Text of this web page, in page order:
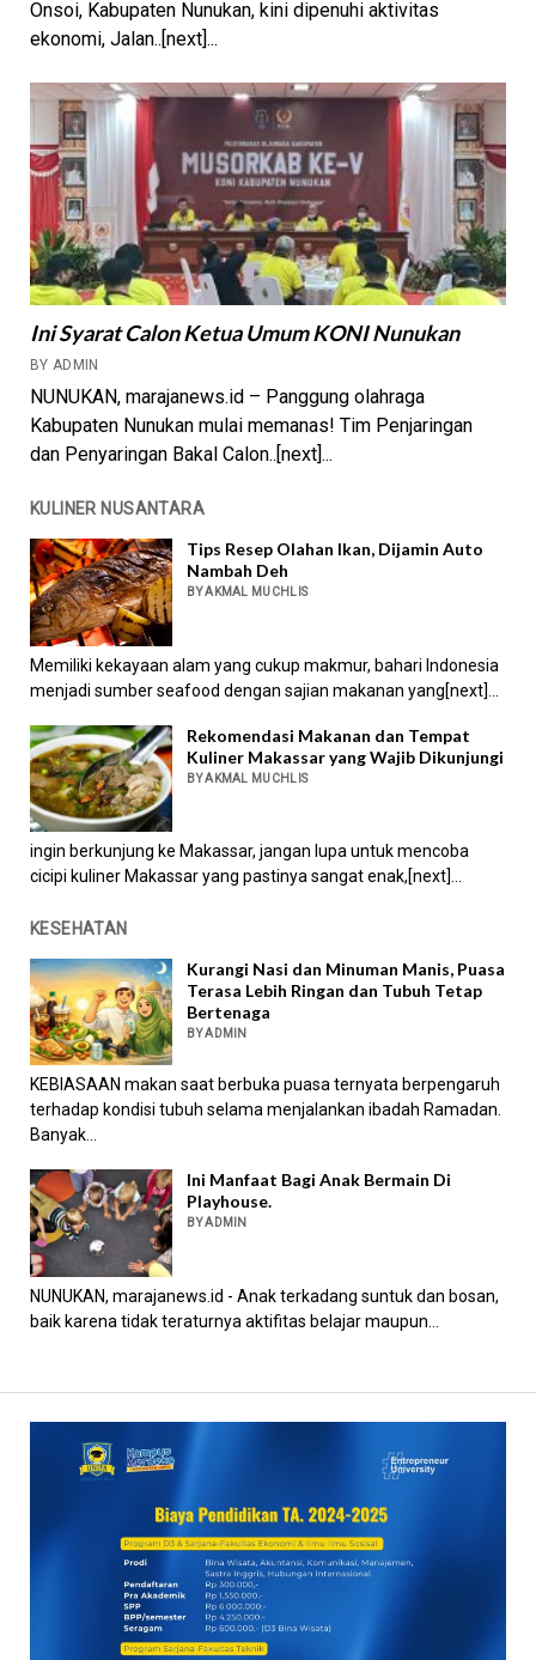
Onsoi, Kabupaten Nunukan, kini dipenuhi aktivitas
ekonomi, Jalan..[next]...
Ini Syarat Calon Ketua Umum KONI Nunukan
BY ADMIN
NUNUKAN, marajanews.id – Panggung olahraga
Kabupaten Nunukan mulai memanas! Tim Penjaringan
dan Penyaringan Bakal Calon..[next]...
KULINER NUSANTARA
Tips Resep Olahan Ikan, Dijamin Auto
Nambah Deh
BY AKMAL MUCHLIS
Memiliki kekayaan alam yang cukup makmur, bahari Indonesia
menjadi sumber seafood dengan sajian makanan yang[next]...
Rekomendasi Makanan dan Tempat
Kuliner Makassar yang Wajib Dikunjungi
BY AKMAL MUCHLIS
ingin berkunjung ke Makassar, jangan lupa untuk mencoba
cicipi kuliner Makassar yang pastinya sangat enak,[next]...
KESEHATAN
Kurangi Nasi dan Minuman Manis, Puasa
Terasa Lebih Ringan dan Tubuh Tetap
Bertenaga
BY ADMIN
KEBIASAAN makan saat berbuka puasa ternyata berpengaruh
terhadap kondisi tubuh selama menjalankan ibadah Ramadan.
Banyak...
Ini Manfaat Bagi Anak Bermain Di
Playhouse.
BY ADMIN
NUNUKAN, marajanews.id - Anak terkadang suntuk dan bosan,
baik karena tidak teraturnya aktifitas belajar maupun...